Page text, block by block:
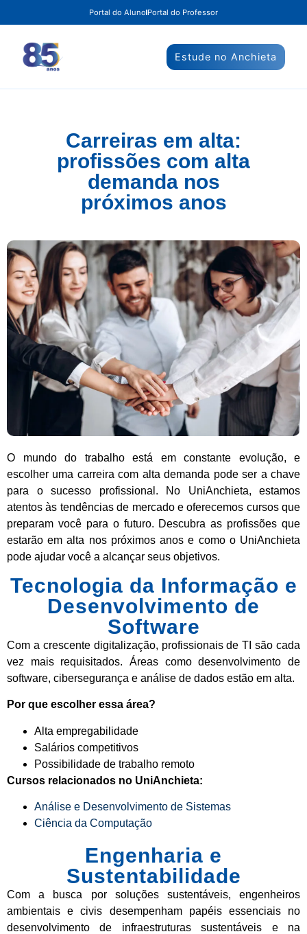
Portal do Aluno Portal do Professor
Estude no Anchieta
Carreiras em alta:
profissões com alta
demanda nos
próximos anos
O mundo do trabalho está em constante evolução, e
escolher uma carreira com alta demanda pode ser a chave
para o sucesso profissional. No UniAnchieta, estamos
atentos às tendências de mercado e oferecemos cursos que
preparam você para o futuro. Descubra as profissões que
estarão em alta nos próximos anos e como o UniAnchieta
pode ajudar você a alcançar seus objetivos.
Tecnologia da Informação e
Desenvolvimento de
Software
Com a crescente digitalização, profissionais de TI são cada
vez mais requisitados. Áreas como desenvolvimento de
software, cibersegurança e análise de dados estão em alta.
Por que escolher essa área?
Alta empregabilidade
Salários competitivos
Possibilidade de trabalho remoto
Cursos relacionados no UniAnchieta:
Análise e Desenvolvimento de Sistemas
Ciência da Computação
Engenharia e
Sustentabilidade
Com a busca por soluções sustentáveis, engenheiros
ambientais e civis desempenham papéis essenciais no
desenvolvimento de infraestruturas sustentáveis e na